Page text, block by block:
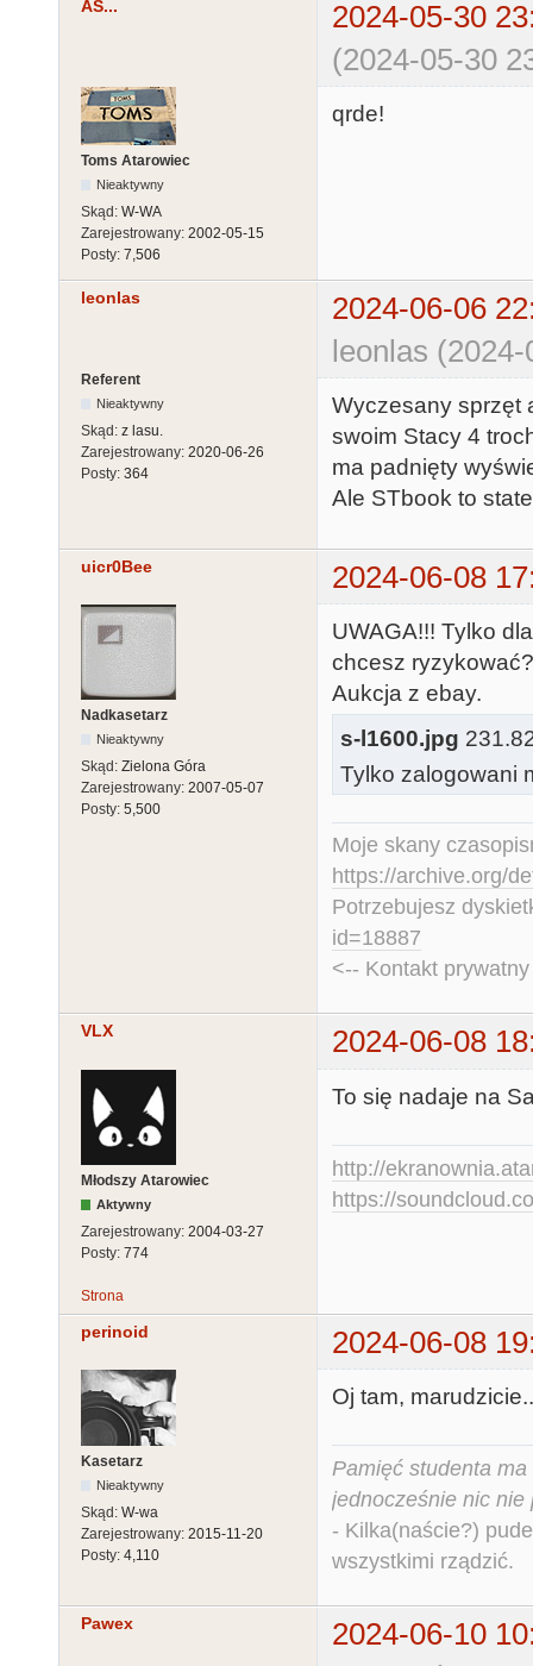
AS...
2024-05-30
(2024-05-30
Toms Atarowiec
Nieaktywny
Skąd: W-WA
Zarejestrowany: 2002-05-15
Posty: 7,506
qrde!
leonlas
2024-06-06
leonlas
Referent
Nieaktywny
Skąd: z lasu.
Zarejestrowany: 2020-06-26
Posty: 364
Wyczesany sprzęt
swoim Stacy 4
ma padnięty
Ale STbook to
uicr0Bee 2024-06-08
Nadkasetarz
Nieaktywny
Skąd: Zielona Góra
Zarejestrowany: 2007-05-07
Posty: 5,500
UWAGA!!! Tylko
chcesz
Aukcja z ebay.
s-l1600.jpg
Tylko zalogowani
Moje skany
https://archive.org/
Potrzebujesz
id=18887
<-- Kontakt
VLX 2024-06-08
Młodszy Atarowiec
Aktywny
Zarejestrowany: 2004-03-27
Posty: 774
To się nadaje na
http://
https://
Strona
perinoid 2024-06-08
Kasetarz
Nieaktywny
Skąd: W-wa
Zarejestrowany: 2015-11-20
Posty: 4,110
Oj tam,
Pamięć studenta
jednocześnie nic nie
- Kilka(naście?)
wszystkimi rządzić.
Pawex
2024-06-10